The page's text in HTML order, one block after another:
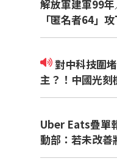
解放軍建軍99
「匿名者64」
對中科技圍堵反加速中國科技自
主？！中國光刻
點
Uber Eats疊單
動部：若未改善